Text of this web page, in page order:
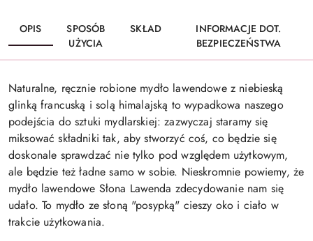
OPIS
SPOSÓB
UŻYCIA
SKŁAD
INFORMACJE DOT.
BEZPIECZEŃSTWA
Naturalne, ręcznie robione mydło lawendowe z niebieską
glinką francuską i solą himalajską to wypadkowa naszego
podejścia do sztuki mydlarskiej: zazwyczaj staramy się
miksować składniki tak, aby stworzyć coś, co będzie się
doskonale sprawdzać nie tylko pod względem użytkowym,
ale będzie też ładne samo w sobie. Nieskromnie powiemy, że
mydło lawendowe Słona Lawenda zdecydowanie nam się
udało. To mydło ze słoną "posypką" cieszy oko i ciało w
trakcie użytkowania.